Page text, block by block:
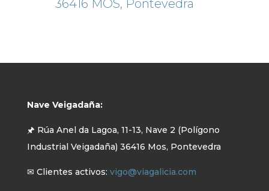
36416 MOS, Pontevedra
Nave Veigadaña:
🖈 Rúa Anel da Lagoa, 11-13, Nave 2 (Polígono
Industrial Veigadaña) 36416 Mos, Pontevedra
✉ Clientes activos: vigo@viagalicia.com